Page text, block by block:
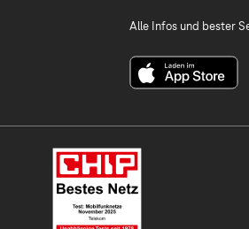
Alle Infos und bester